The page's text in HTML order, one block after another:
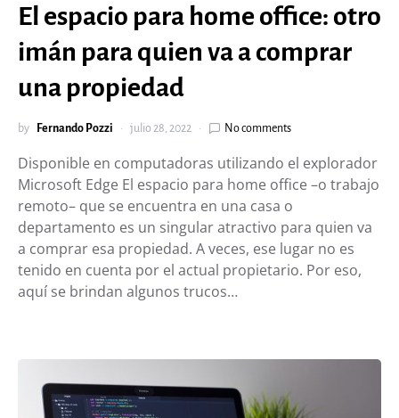
El espacio para home office: otro
imán para quien va a comprar
una propiedad
by Fernando Pozzi julio 28, 2022 No comments
Disponible en computadoras utilizando el explorador
Microsoft Edge El espacio para home office –o trabajo
remoto– que se encuentra en una casa o
departamento es un singular atractivo para quien va
a comprar esa propiedad. A veces, ese lugar no es
tenido en cuenta por el actual propietario. Por eso,
aquí se brindan algunos trucos…